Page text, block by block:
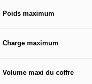
Poids maximum
Charge maximum
Volume maxi du coffre